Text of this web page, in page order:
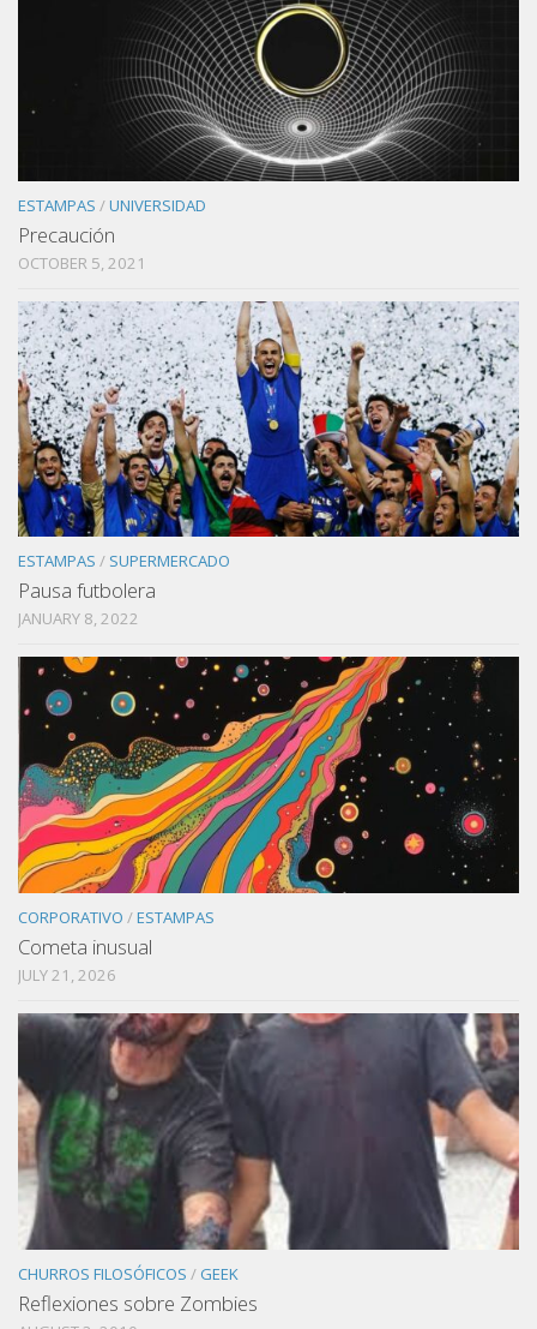
ESTAMPAS /UNIVERSIDAD
Precaución
OCTOBER 5, 2021
ESTAMPAS / SUPERMERCADO
Pausa futbolera
JANUARY 8, 2022
CORPORATIVO /ESTAMPAS
Cometa inusual
JULY 21, 2026
CHURROS FILOSÓFICOS / GEEK
Reflexiones sobre Zombies